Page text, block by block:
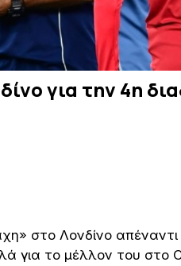
για την 4η
στο Λονδίνο
για το μέλλον του στο